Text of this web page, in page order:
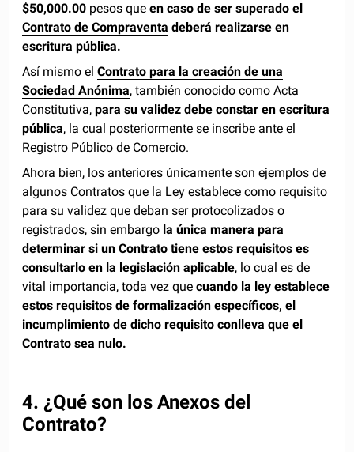
$50,000.00 pesos queen caso de ser superado el
Contrato de Compraventa deberá realizarse en
escritura pública.
Así mismo el Contrato para la creación de una
Sociedad Anónima, también conocido como Acta
Constitutiva,para su validez debe constar en escritura
pública, la cual posteriormente se inscribe ante el
Registro Público de Comercio.
Ahora bien, los anteriores únicamente son ejemplos de
algunos Contratos que la Ley establece como requisito
para su validez que deban ser protocolizados o
registrados, sin embargo la única manera para
determinar si un Contrato tiene estos requisitos es
consultarlo en la legislación aplicable, lo cual es de
vital importancia, toda vez quecuando la ley establece
estos requisitos de formalización específicos, el
incumplimiento de dicho requisito conlleva que el
Contrato sea nulo.
4. ¿Qué son los Anexos del
Contrato?